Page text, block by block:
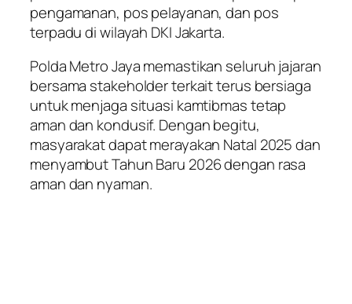
pengamanan, pos pelayanan, dan pos
terpadu di wilayah DKI Jakarta.
Polda Metro Jaya memastikan seluruh jajaran
bersama stakeholder terkait terus bersiaga
untuk menjaga situasi kamtibmas tetap
aman dan kondusif. Dengan begitu,
masyarakat dapat merayakan Natal 2025 dan
menyambut Tahun Baru 2026 dengan rasa
aman dan nyaman.